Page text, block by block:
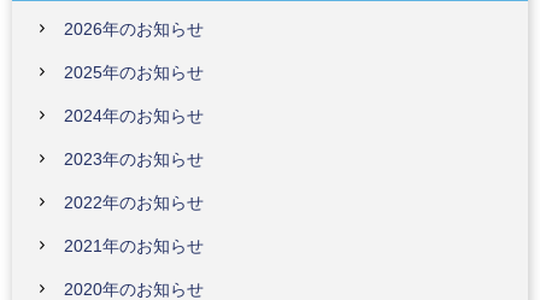
2026年のお知らせ
2025年のお知らせ
2024年のお知らせ
2023年のお知らせ
2022年のお知らせ
2021年のお知らせ
2020年のお知らせ